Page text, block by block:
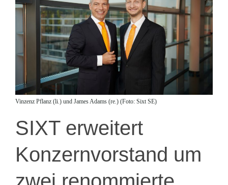
Vinzenz Pflanz (li.) und James Adams (re.) (Foto: Sixt SE)
SIXT erweitert
Konzernvorstand um